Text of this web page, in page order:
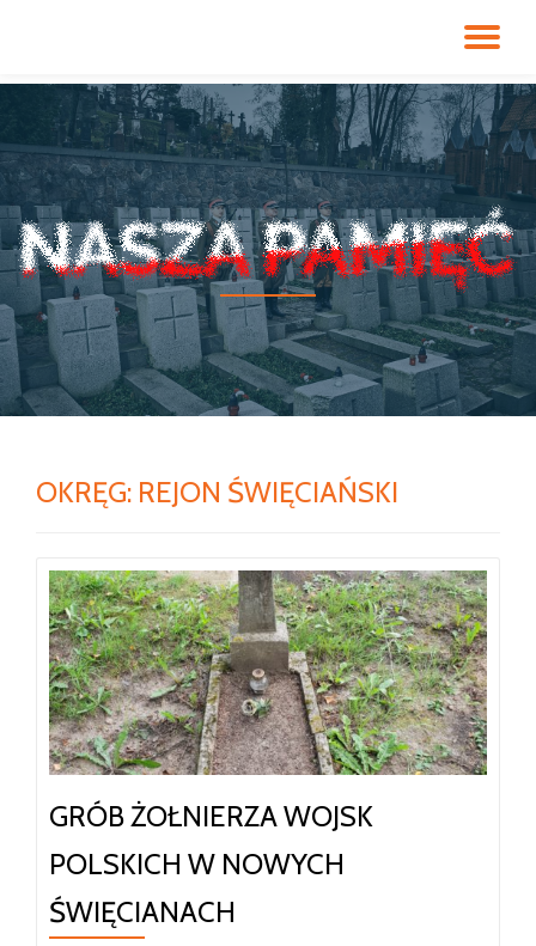
do
OKRĘG: REJON ŚWIĘCIAŃSKI
GRÓB ŻOŁNIERZA WOJSK
POLSKICH W NOWYCH
ŚWIĘCIANACH